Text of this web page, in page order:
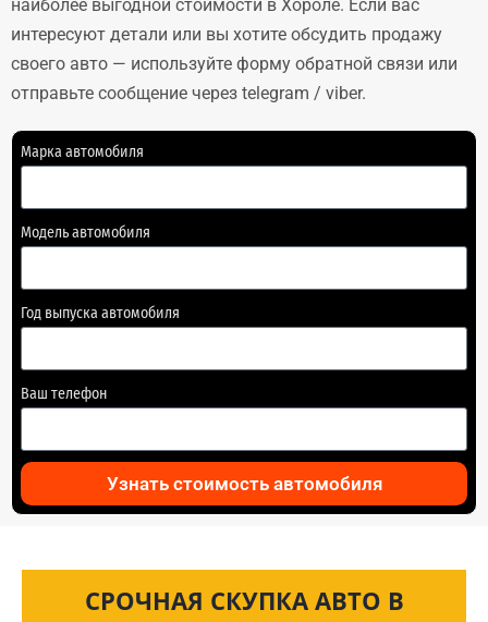
наиболее выгодной стоимости в Хороле. Если вас
интересуют детали или вы хотите обсудить продажу
своего авто — используйте форму обратной связи или
отправьте сообщение через telegram / viber.
Марка автомобиля
Модель автомобиля
Год выпуска автомобиля
Ваш телефон
Узнать стоимость автомобиля
СРОЧНАЯ СКУПКА АВТО В